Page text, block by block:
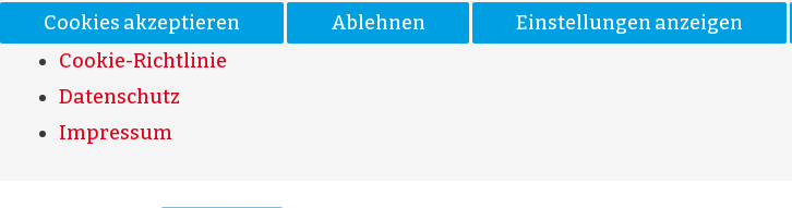
Cookies akzeptieren Ablehnen Einstellungen anzeigen
Cookie-Richtlinie
Datenschutz
Impressum